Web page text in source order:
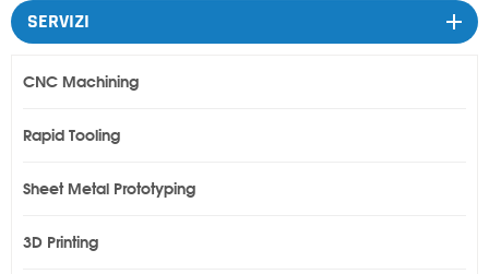
SERVIZI
CNC Machining
Rapid Tooling
Sheet Metal Prototyping
3D Printing